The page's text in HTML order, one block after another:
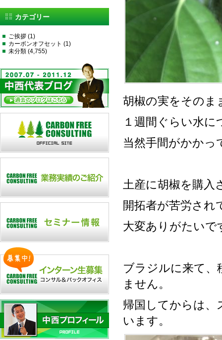
胡椒の実をそのま
１週間ぐらい水
当然手間がかかっ
土産に胡椒を購入
開拓者が苦労され
大変ありがたいで
ブラジルに来て、
ません。
帰国してからは、
います。
カテゴリー
ご挨拶 (1)
カーボンオフセット (1)
未分類 (4,755)